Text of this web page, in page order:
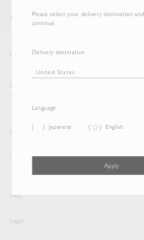
Please select your delivery destination
continue.
Delivery destination
Language
Japanese English
Apply
AURALEE ITEM
Newsletter
Delivery destination and Language
United States English
Help
Legal